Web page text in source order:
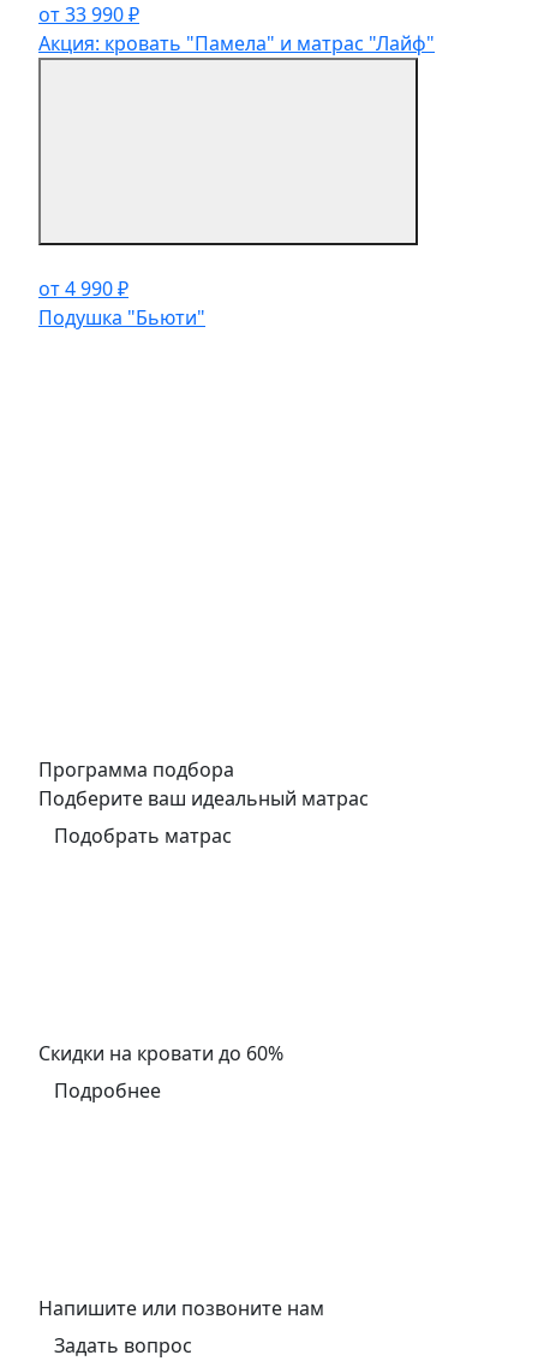
от 33 990 ₽
Акция: кровать "Памела" и матрас "Лайф"
от 4 990 ₽
Подушка "Бьюти"
Программа подбора
Подберите ваш идеальный матрас
Подобрать матрас
Скидки на кровати до 60%
Подробнее
Напишите или позвоните нам
Задать вопрос